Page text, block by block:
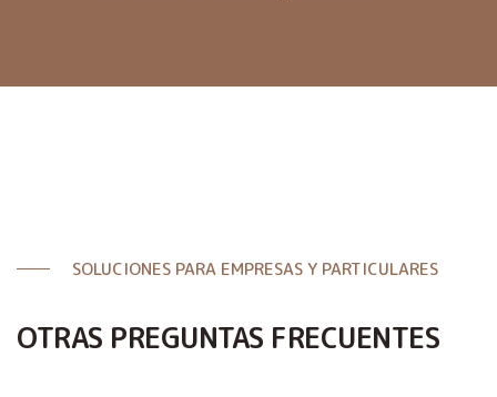
SOLUCIONES PARA EMPRESAS Y PARTICULARES
OTRAS PREGUNTAS FRECUENTES